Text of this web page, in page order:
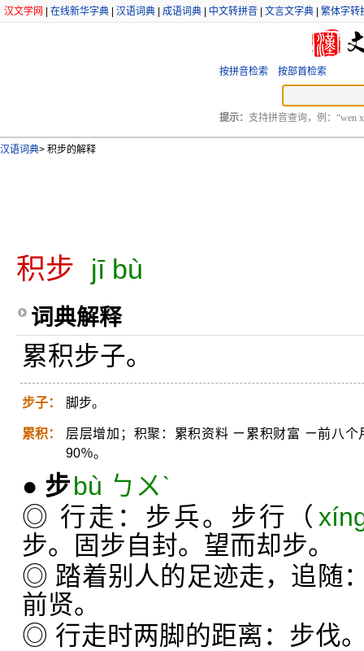
汉文学网 在线新华字典 汉语词典 成语词典 中文转拼音 文言文字典 繁体字转
按拼音检索 按部首检索
提示： 支持拼音查询，例：“wen
汉语词典> 积步的解释
积步 jī bù
词典解释
累积步子。
步子： 脚步。
累积：
层层增加；积聚：累积资料 ㄧ累积财富 ㄧ前八
90％。
● 步bù ㄅㄨˋ
◎ 行走：步兵。步行（
步。固步自封。望而却步。
◎ 踏着别人的足迹走，追随
前贤。
◎ 行走时两脚的距离：步伐